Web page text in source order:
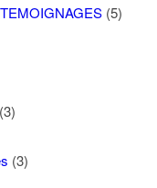
(5)
(3)
(3)